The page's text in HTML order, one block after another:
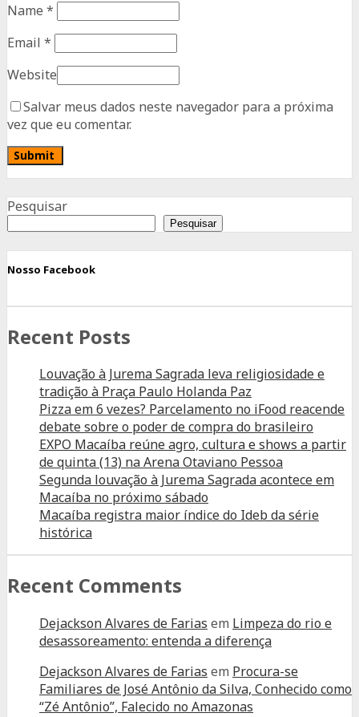
Name *
Email *
Website
Salvar meus dados neste navegador para a próxima
vez que eu comentar.
Pesquisar
Pesquisar
Nosso Facebook
Recent Posts
Louvação à Jurema Sagrada leva religiosidade e
tradição à Praça Paulo Holanda Paz
Pizza em 6 vezes? Parcelamento no iFood reacende
debate sobre o poder de compra do brasileiro
EXPO Macaíba reúne agro, cultura e shows a partir
de quinta (13) na Arena Otaviano Pessoa
Segunda louvação à Jurema Sagrada acontece em
Macaíba no próximo sábado
Macaíba registra maior índice do Ideb da série
histórica
Recent Comments
Dejackson Alvares de Farias em Limpeza do rio e
desassoreamento: entenda a diferença
Dejackson Alvares de Farias em Procura-se
Familiares de José Antônio da Silva, Conhecido como
“Zé Antônio”, Falecido no Amazonas